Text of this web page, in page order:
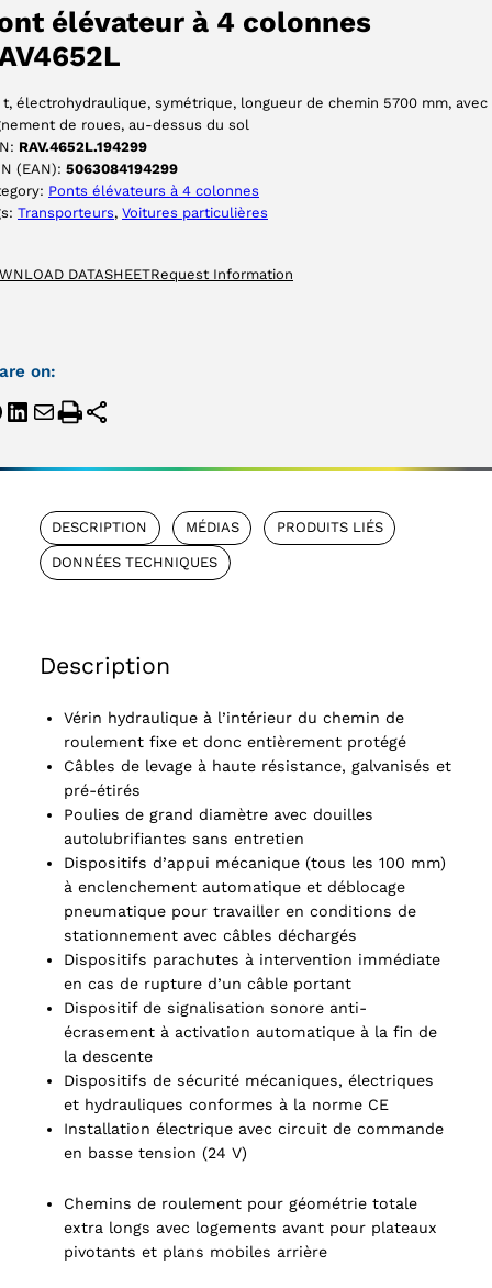
élévateur à 4 colonnes
t, électrohydraulique, symétrique, longueur de chemin 5700 mm, avec
de roues, au-dessus du sol
RAV.4652L.194299
(EAN): 5063084194299
Ponts élévateurs à 4 colonnes
Transporteurs, Voitures particulières
DATASHEETRequest Information
on:
DESCRIPTION MÉDIAS PRODUITS LIÉS
DONNÉES TECHNIQUES
Description
Vérin hydraulique à l’intérieur du chemin de
roulement fixe et donc entièrement protégé
Câbles de levage à haute résistance, galvanisés et
pré-étirés
Poulies de grand diamètre avec douilles
autolubrifiantes sans entretien
Dispositifs d’appui mécanique (tous les 100 mm)
à enclenchement automatique et déblocage
pneumatique pour travailler en conditions de
stationnement avec câbles déchargés
Dispositifs parachutes à intervention immédiate
en cas de rupture d’un câble portant
Dispositif de signalisation sonore anti-
écrasement à activation automatique à la fin de
la descente
Dispositifs de sécurité mécaniques, électriques
et hydrauliques conformes à la norme CE
Installation électrique avec circuit de commande
en basse tension (24 V)
Chemins de roulement pour géométrie totale
extra longs avec logements avant pour plateaux
pivotants et plans mobiles arrière
ACCEPTER